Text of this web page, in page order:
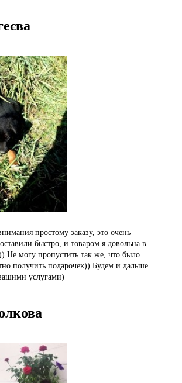
простому заказу, это очень
быстро, и товаром я довольна в
Не могу пропустить так же, что было
получить подарочек)) Будем и дальше
услугами)